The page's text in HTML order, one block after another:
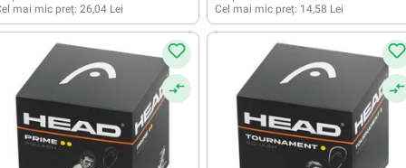
mai mic preț: 26,04 Lei
Cel mai mic preț: 14,58 Lei